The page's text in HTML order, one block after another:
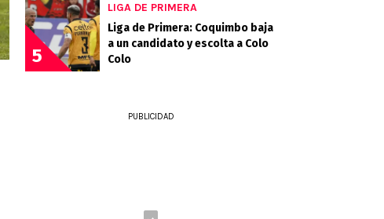
5
LIGA DE PRIMERA
Liga de Primera: Coquimbo baja
a un candidato y escolta a Colo
Colo
PUBLICIDAD